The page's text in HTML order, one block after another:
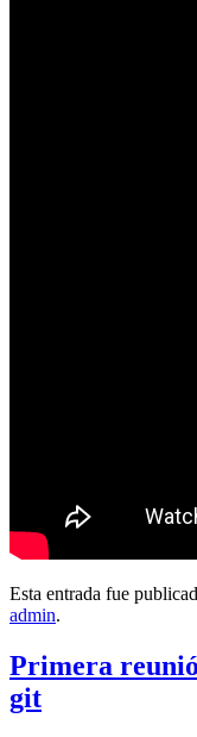
Esta entrada fue
admin.
Primera
git